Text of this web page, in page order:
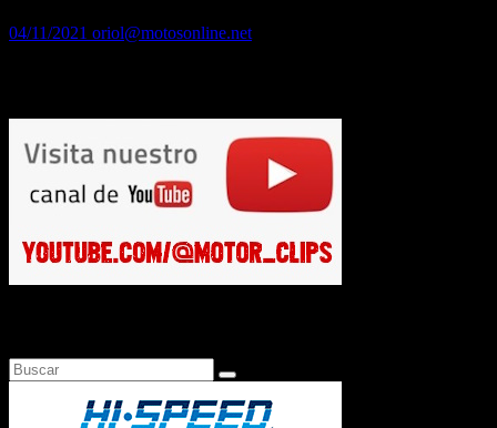
04/11/2021 oriol@motosonline.net